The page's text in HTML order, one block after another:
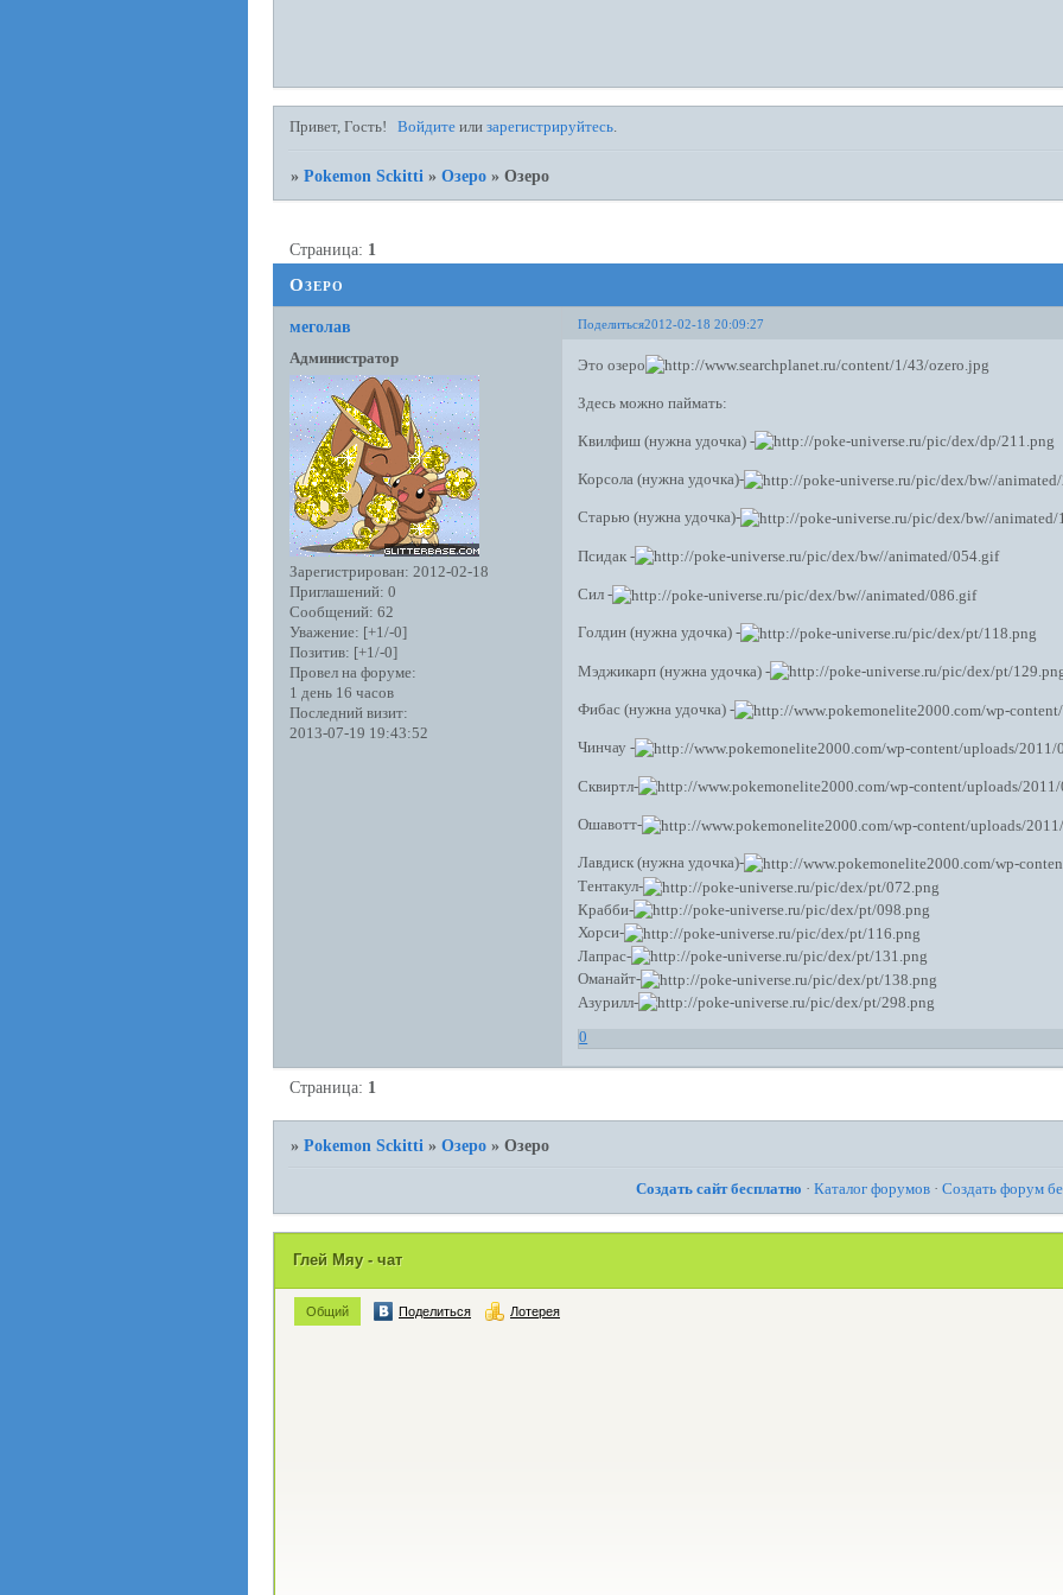
Привет, Гость! Войдите илизарегистрируйтесь.
»Pokemon Sckitti »Озеро »Озеро
Озеро
Страница: 1
Поделиться2012-02-18 20:09:27
меголав
Администратор
Зарегистрирован: 2012-02-18
Приглашений: 0
Сообщений: 62
Уважение: [+1/-0]
Позитив: [+1/-0]
Провел на форуме:
1 день 16 часов
Последний визит:
2013-07-19 19:43:52
Это озеро
Здесь можно паймать:
Квилфиш (нужна удочка) -
Корсола (нужна удочка)-
Старью (нужна удочка)-
Псидак -
Сил -
Голдин (нужна удочка) -
Мэджикарп (нужна удочка) -
Фибас (нужна удочка) -
Чинчау -
Сквиртл-
Ошавотт-
Лавдиск (нужна удочка)-
Тентакул-
Крабби-
Хорси-
Лапрас-
Оманайт-
Азурилл-
0
Страница: 1
»Pokemon Sckitti »Озеро »Озеро
Создать сайт бесплатно ·Каталог форумов ·Создать форум